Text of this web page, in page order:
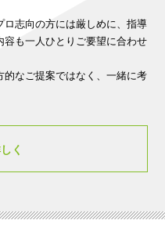
志向の方には厳しめに、指導
も一人ひとりご要望に合わせ
的なご提案ではなく、一緒に考
く